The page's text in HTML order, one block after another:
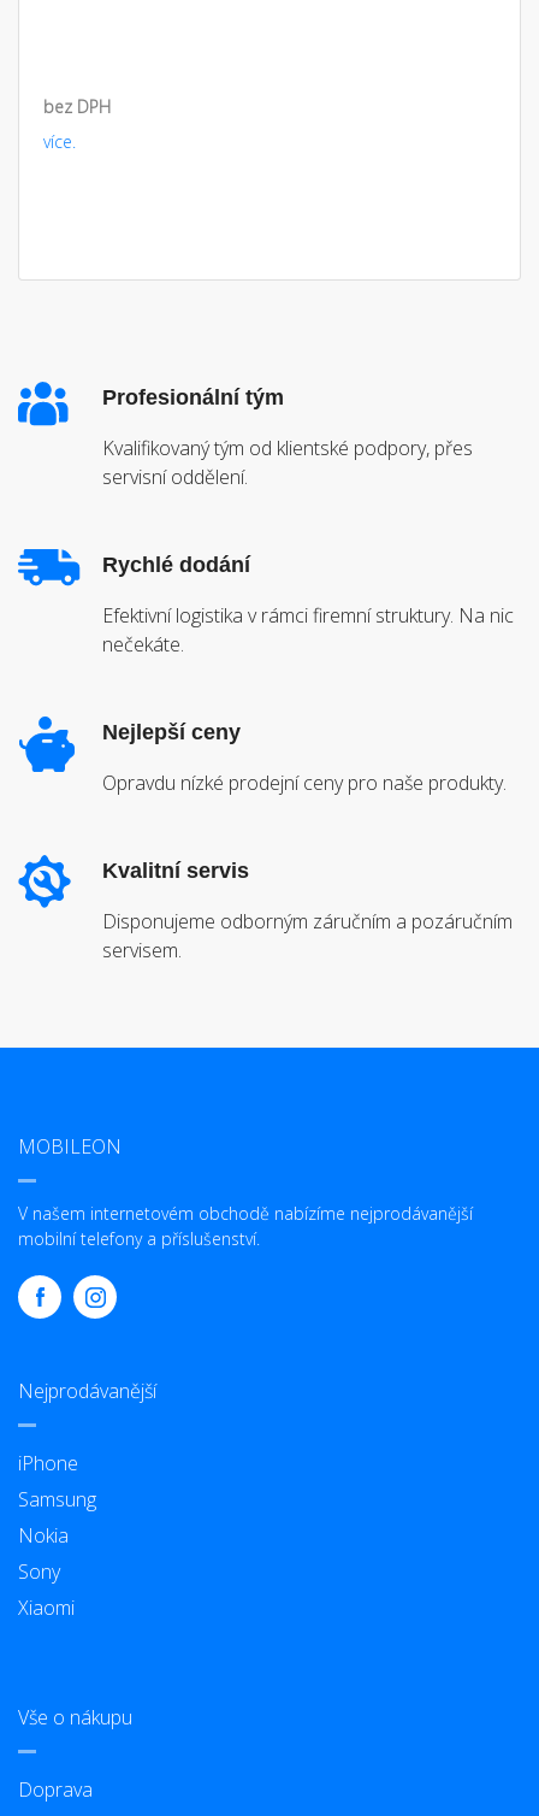
bez DPH
více.
Profesionální tým
Kvalifikovaný tým od klientské podpory, přes
servisní oddělení.
Rychlé dodání
Efektivní logistika v rámci firemní struktury. Na nic
nečekáte.
Nejlepší ceny
Opravdu nízké prodejní ceny pro naše produkty.
Kvalitní servis
Disponujeme odborným záručním a pozáručním
servisem.
MOBILEON
V našem internetovém obchodě nabízíme nejprodávanější
mobilní telefony a příslušenství.
Nejprodávanější
iPhone
Samsung
Nokia
Sony
Xiaomi
Vše o nákupu
Doprava